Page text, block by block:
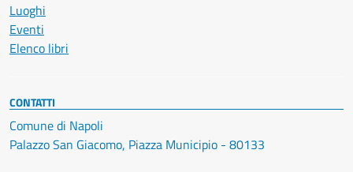
Luoghi
Eventi
Elenco libri
CONTATTI
Comune di Napoli
Palazzo San Giacomo, Piazza Municipio - 80133